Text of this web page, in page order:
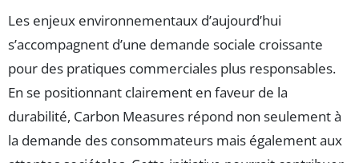
Les enjeux environnementaux d’aujourd’hui
s’accompagnent d’une demande sociale croissante
pour des pratiques commerciales plus responsables.
En se positionnant clairement en faveur de la
durabilité, Carbon Measures répond non seulement à
la demande des consommateurs mais également aux